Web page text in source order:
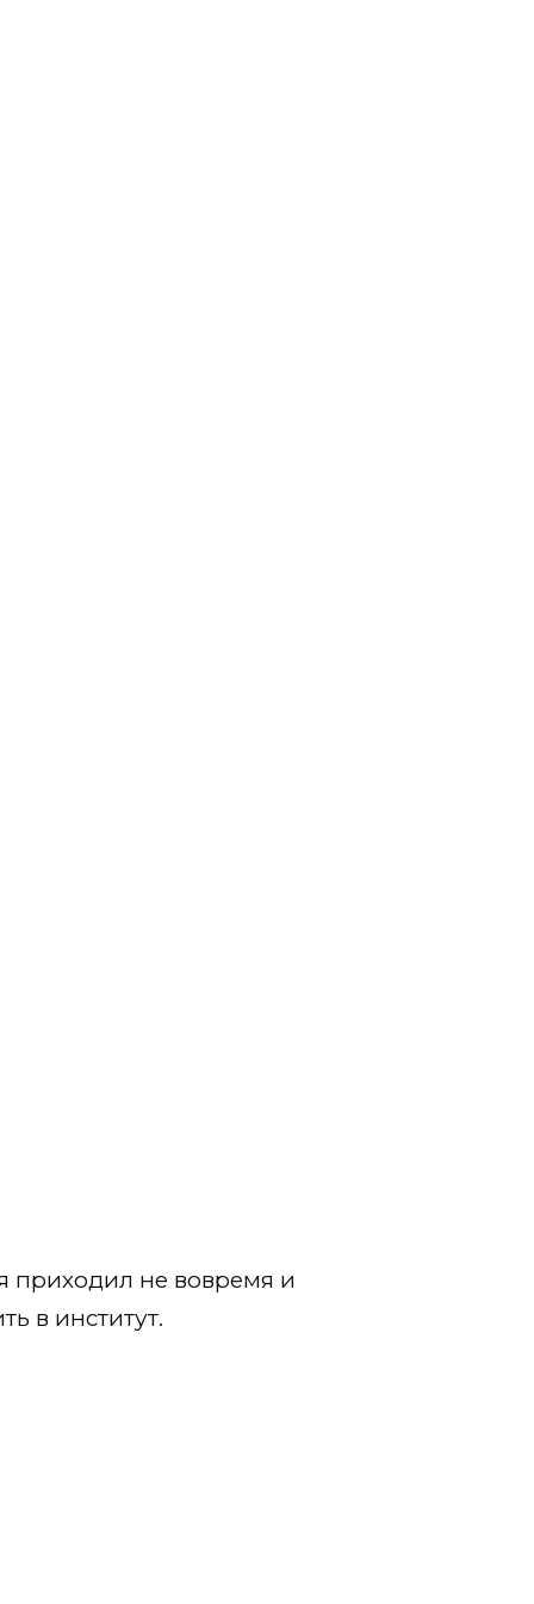
приходил не вовремя и
в институт.